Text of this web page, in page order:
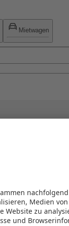
Mietwagen
Zeit und Geld.